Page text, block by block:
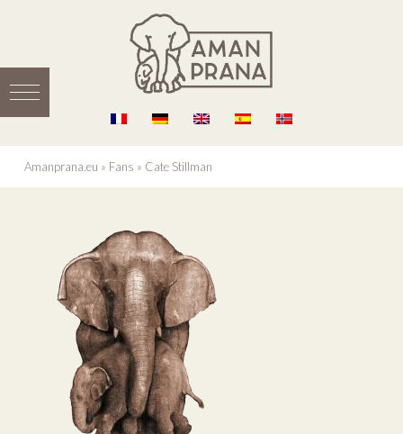
Amanprana.eu » Fans » Cate Stillman